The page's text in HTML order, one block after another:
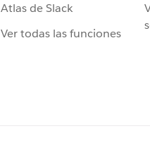
Atlas de Slack
Ver todas las funciones